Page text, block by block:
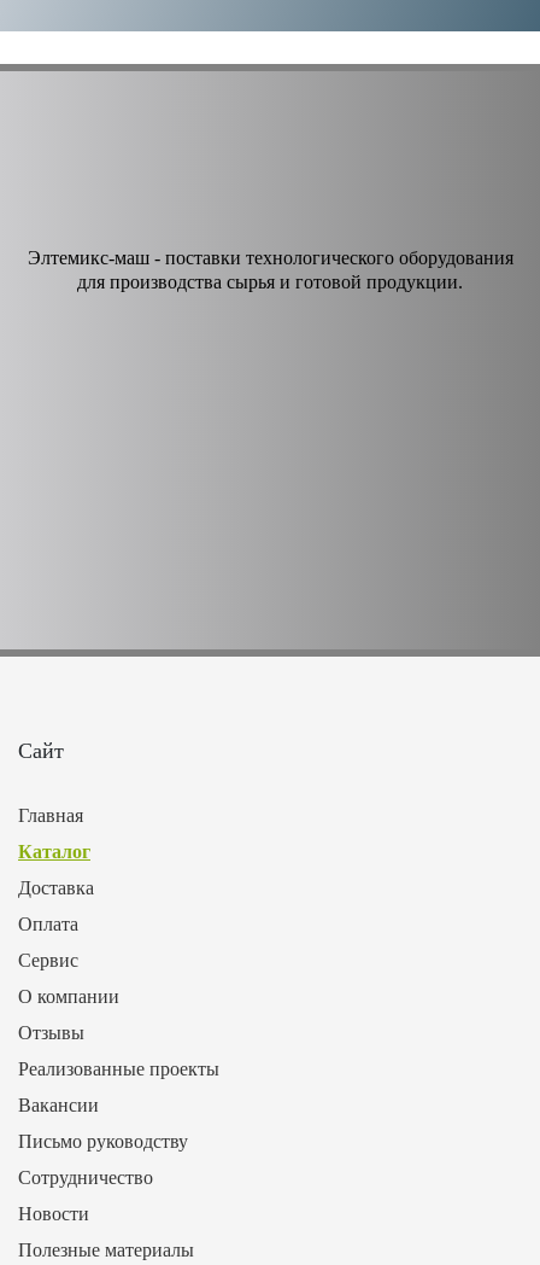
Элтемикс-маш - поставки технологического оборудования
для производства сырья и готовой продукции.
Сайт
Главная
Каталог
Доставка
Оплата
Сервис
О компании
Отзывы
Реализованные проекты
Вакансии
Письмо руководству
Сотрудничество
Новости
Полезные материалы